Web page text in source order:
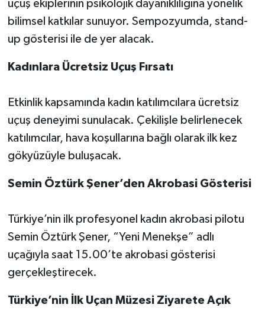
uçuş ekiplerinin psikolojik dayanıklılığına yönelik
bilimsel katkılar sunuyor. Sempozyumda, stand-
up gösterisi ile de yer alacak.
Kadınlara Ücretsiz Uçuş Fırsatı
Etkinlik kapsamında kadın katılımcılara ücretsiz
uçuş deneyimi sunulacak. Çekilişle belirlenecek
katılımcılar, hava koşullarına bağlı olarak ilk kez
gökyüzüyle buluşacak.
Semin Öztürk Şener’den Akrobasi Gösterisi
Türkiye’nin ilk profesyonel kadın akrobasi pilotu
Semin Öztürk Şener, “Yeni Menekşe” adlı
uçağıyla saat 15.00’te akrobasi gösterisi
gerçekleştirecek.
Türkiye’nin İlk Uçan Müzesi Ziyarete Açık